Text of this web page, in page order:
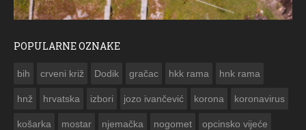
POPULARNE OZNAKE
bih crveni križ Dodik gračac hkk rama hnk rama
hnž hrvatska izbori jozo ivančević korona koronavirus
košarka mostar njemačka nogomet opcinsko vijeće